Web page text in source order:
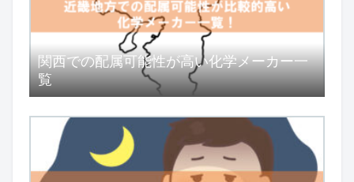
関西での配属可能性が高い化学メーカー一
覧